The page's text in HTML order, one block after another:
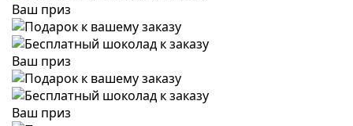
Ваш приз
Ваш приз
Ваш приз